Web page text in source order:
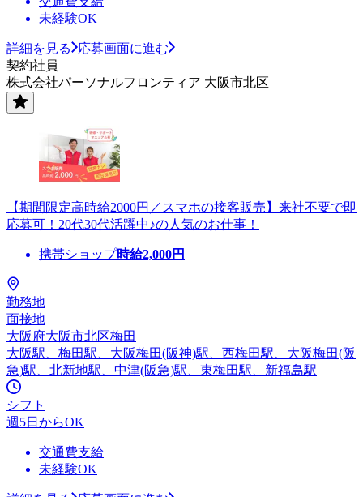
未経験OK
詳細を見る
応募画面に進む
契約社員
株式会社パーソナルフロンティア 大阪市北区
【期間限定高時給2000円／スマホの接客販売】来社不要で即
応募可！20代30代活躍中♪の人気のお仕事！
携帯ショップ時給2,000円
勤務地
面接地
大阪府大阪市北区梅田
大阪駅、梅田駅、大阪梅田(阪神)駅、西梅田駅、大阪梅田(阪
急)駅、北新地駅、中津(阪急)駅、東梅田駅、新福島駅
シフト
週5日からOK
交通費支給
未経験OK